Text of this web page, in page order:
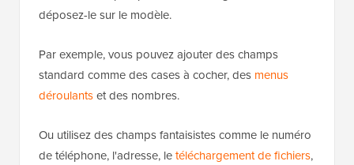
déposez-le sur le modèle.
Par exemple, vous pouvez ajouter des champs
standard comme des cases à cocher, des menus
déroulantset des nombres.
Ou utilisez des champs fantaisistes comme le numéro
de téléphone, l'adresse, letéléchargement de fichiers,